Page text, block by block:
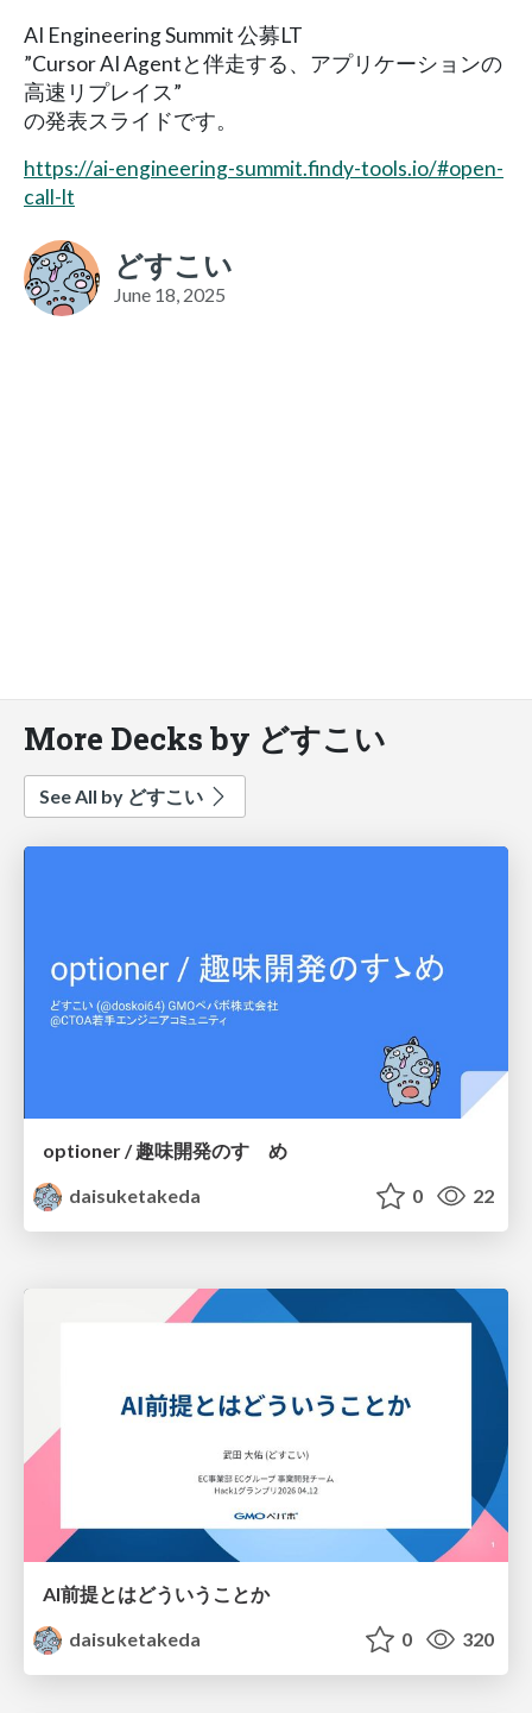
AI Engineering Summit 公募LT
”Cursor AI Agentと伴走する、アプリケーションの
高速リプレイス”
の発表スライドです。
https://ai-engineering-summit.findy-tools.io/#open-
call-lt
どすこい
June 18, 2025
More Decks by どすこい
See All by どすこい
optioner / 趣味開発のすゝめ
daisuketakeda
0 22
AI前提とはどういうことか
daisuketakeda
0 320